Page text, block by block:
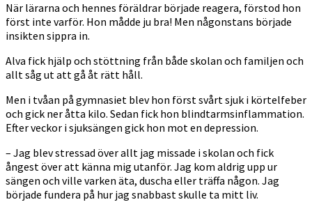
När lärarna och hennes föräldrar började reagera, förstod hon
först inte varför. Hon mådde ju bra! Men någonstans började
insikten sippra in.
Alva fick hjälp och stöttning från både skolan och familjen och
allt såg ut att gå åt rätt håll.
Men i tvåan på gymnasiet blev hon först svårt sjuk i körtelfeber
och gick ner åtta kilo. Sedan fick hon blindtarmsinflammation.
Efter veckor i sjuksängen gick hon mot en depression.
– Jag blev stressad över allt jag missade i skolan och fick
ångest över att känna mig utanför. Jag kom aldrig upp ur
sängen och ville varken äta, duscha eller träffa någon. Jag
började fundera på hur jag snabbast skulle ta mitt liv.